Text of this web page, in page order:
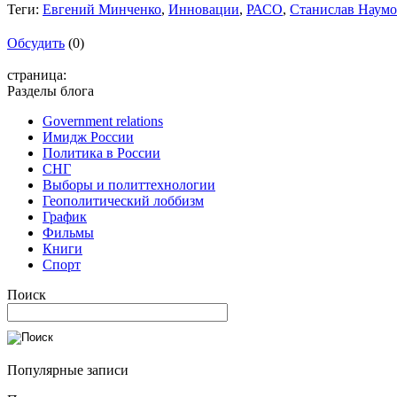
Теги: Евгений Минченко, Инновации, РАСО, Станислав
Обсудить (0)
страница:
Разделы блога
Government relations
Имидж России
Политика в России
СНГ
Выборы и политтехнологии
Геополитический лоббизм
График
Фильмы
Книги
Спорт
Поиск
Популярные записи